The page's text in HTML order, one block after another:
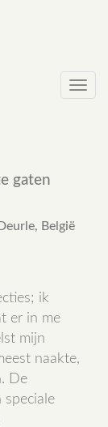
gaten
België
ik
er in me
mijn
naakte,
De
speciale